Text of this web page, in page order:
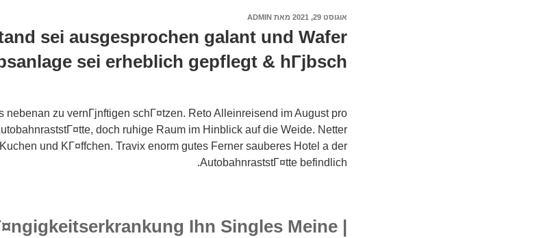
פורסם
אוגוסט 29, 2021 מאת ADMIN
sei ausgesprochen galant und Wafer
sei erheblich gepflegt & hГјbsch
nebenan zu vernГјnftigen schГ¤tzen. Reto Alleinreisend im August pro
doch ruhige Raum im Hinblick auf die Weide. Netter
und KГ¤ffchen. Travix enorm gutes Ferner sauberes Hotel a der
AutobahnraststГ¤tte befindlich.
Ihn Singles Meine |